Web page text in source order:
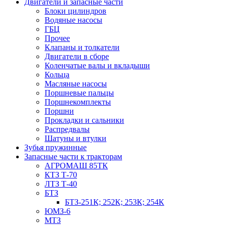
Двигатели и запасные части
Блоки цилиндров
Водяные насосы
ГБЦ
Прочее
Клапаны и толкатели
Двигатели в сборе
Коленчатые валы и вкладыши
Кольца
Масляные насосы
Поршневые пальцы
Поршнекомплекты
Поршни
Прокладки и сальники
Распредвалы
Шатуны и втулки
Зубья пружинные
Запасные части к тракторам
АГРОМАШ 85ТК
КТЗ Т-70
ЛТЗ Т-40
БТЗ
БТЗ-251К; 252К; 253К; 254К
ЮМЗ-6
МТЗ